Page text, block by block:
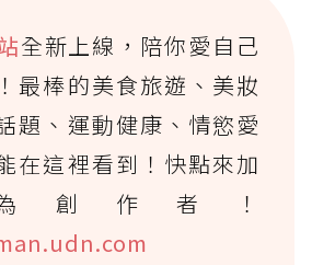
全新上線，陪你愛自己
最棒的美食旅遊、美妝
題、運動健康、情慾愛
在這裡看到！快點來加
創作者！